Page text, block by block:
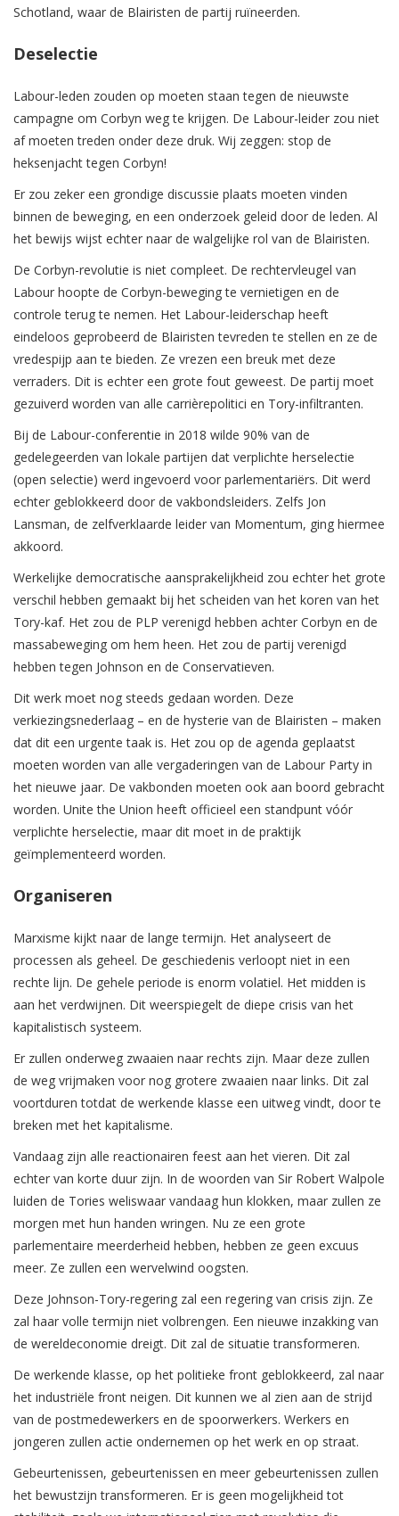
Schotland, waar de Blairisten de partij ruïneerden.
Deselectie
Labour-leden zouden op moeten staan tegen de nieuwste
campagne om Corbyn weg te krijgen. De Labour-leider zou niet
af moeten treden onder deze druk. Wij zeggen: stop de
heksenjacht tegen Corbyn!
Er zou zeker een grondige discussie plaats moeten vinden
binnen de beweging, en een onderzoek geleid door de leden. Al
het bewijs wijst echter naar de walgelijke rol van de Blairisten.
De Corbyn-revolutie is niet compleet. De rechtervleugel van
Labour hoopte de Corbyn-beweging te vernietigen en de
controle terug te nemen. Het Labour-leiderschap heeft
eindeloos geprobeerd de Blairisten tevreden te stellen en ze de
vredespijp aan te bieden. Ze vrezen een breuk met deze
verraders. Dit is echter een grote fout geweest. De partij moet
gezuiverd worden van alle carrièrepolitici en Tory-infiltranten.
Bij de Labour-conferentie in 2018 wilde 90% van de
gedelegeerden van lokale partijen dat verplichte herselectie
(open selectie) werd ingevoerd voor parlementariërs. Dit werd
echter geblokkeerd door de vakbondsleiders. Zelfs Jon
Lansman, de zelfverklaarde leider van Momentum, ging hiermee
akkoord.
Werkelijke democratische aansprakelijkheid zou echter het grote
verschil hebben gemaakt bij het scheiden van het koren van het
Tory-kaf. Het zou de PLP verenigd hebben achter Corbyn en de
massabeweging om hem heen. Het zou de partij verenigd
hebben tegen Johnson en de Conservatieven.
Dit werk moet nog steeds gedaan worden. Deze
verkiezingsnederlaag – en de hysterie van de Blairisten – maken
dat dit een urgente taak is. Het zou op de agenda geplaatst
moeten worden van alle vergaderingen van de Labour Party in
het nieuwe jaar. De vakbonden moeten ook aan boord gebracht
worden. Unite the Union heeft officieel een standpunt vóór
verplichte herselectie, maar dit moet in de praktijk
geïmplementeerd worden.
Organiseren
Marxisme kijkt naar de lange termijn. Het analyseert de
processen als geheel. De geschiedenis verloopt niet in een
rechte lijn. De gehele periode is enorm volatiel. Het midden is
aan het verdwijnen. Dit weerspiegelt de diepe crisis van het
kapitalistisch systeem.
Er zullen onderweg zwaaien naar rechts zijn. Maar deze zullen
de weg vrijmaken voor nog grotere zwaaien naar links. Dit zal
voortduren totdat de werkende klasse een uitweg vindt, door te
breken met het kapitalisme.
Vandaag zijn alle reactionairen feest aan het vieren. Dit zal
echter van korte duur zijn. In de woorden van Sir Robert Walpole
luiden de Tories weliswaar vandaag hun klokken, maar zullen ze
morgen met hun handen wringen. Nu ze een grote
parlementaire meerderheid hebben, hebben ze geen excuus
meer. Ze zullen een wervelwind oogsten.
Deze Johnson-Tory-regering zal een regering van crisis zijn. Ze
zal haar volle termijn niet volbrengen. Een nieuwe inzakking van
de wereldeconomie dreigt. Dit zal de situatie transformeren.
De werkende klasse, op het politieke front geblokkeerd, zal naar
het industriële front neigen. Dit kunnen we al zien aan de strijd
van de postmedewerkers en de spoorwerkers. Werkers en
jongeren zullen actie ondernemen op het werk en op straat.
Gebeurtenissen, gebeurtenissen en meer gebeurtenissen zullen
het bewustzijn transformeren. Er is geen mogelijkheid tot